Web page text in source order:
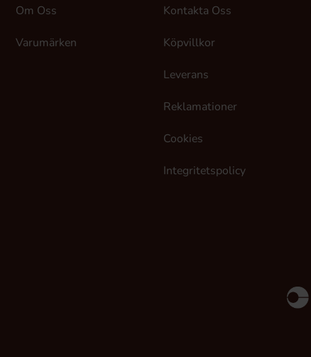
Om Oss
Varumärken
Kontakta Oss
Köpvillkor
Leverans
Reklamationer
Cookies
Integritetspolicy